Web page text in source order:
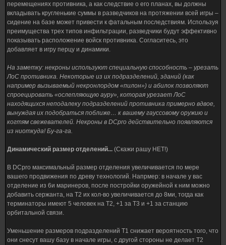
перемещениях противника, а как следствие о его планах, вы должны
вкладывать кругленькие суммы в разведчиков на протяжении всей игры –
сидение на базе может привести к фатальным последствиям. Используя
преимущества трех типов инфильтрации, разведчики будут эффективно
показывать расположение войск противника. Согласитесь, это
добавляет в игру перцу и динамики.
На заметку: некроны используют специальную способность – урезать
ЛоС противника. Некоторые из их подразделений, зданий (как
например вызываемый некронлордом «пилон») и абилок позволяют
спроецировать «ослепляющую ауру», которая урезает ЛоС
находящихся неподалеку подразделений противника примерно вдвое,
вынуждая их подобраться поближе… к вашему гауссовому оружию и
когтям свежевателей. Некроны в DCpro действительно появляются
из ниоткуда! Бу-га-га.
Динамический размер отделений... (Скажи рашу НЕТ!)
В DCpro максимальный размер отделения увеличивается по мере
вашего продвижения по древу технологий. Напрмер: в начале у вас
отделение из 6и маринеров, после постройки оружейной к ним можно
добавить сержанта, на Т2 их кол-во увеличивается до 8ми, тогда как
терминаторы имеют 5 человек на Т2, +1 за Т3 и +1 за станцию
орбитальной связи.
Уменьшение размеров подразделений Т1 снижает вероятность того, что
они снесут вашу базу в начале игры, с другой стороны не делает Т2